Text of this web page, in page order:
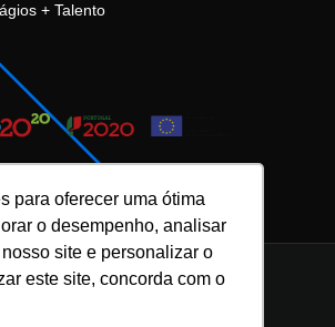
para oferecer uma ótima
o desempenho, analisar
site e personalizar o
este site, concorda com o
+ Talento